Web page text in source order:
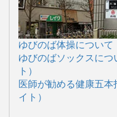
ゆびのば体操について
ゆびのばソックスにつ
ト）
医師が勧める健康五
イト）